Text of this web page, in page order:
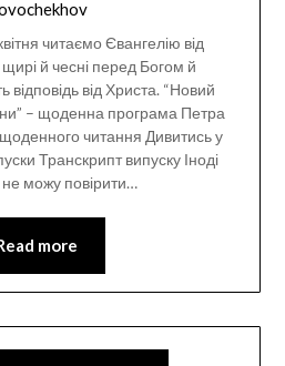
читаємо Євангелію від
й чесні перед Богом й
від Христа. “Новий
– щоденна програма Петра
читання Дивитись у
Транскрипт випуску Іноді
можу повірити…
more